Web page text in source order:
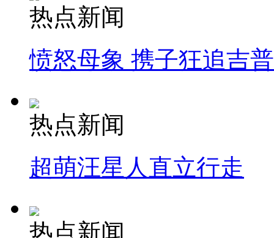
热点新闻
愤怒母象 携子狂追吉
热点新闻
超萌汪星人直立行走
热点新闻